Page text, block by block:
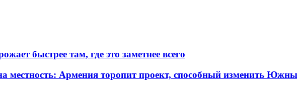
быстрее там, где это заметнее всего
местность: Армения торопит проект, способный изменить